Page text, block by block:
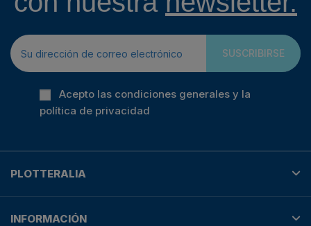
SUSCRIBIRSE
Acepto las condiciones generales y la
política de privacidad
PLOTTERALIA
INFORMACIÓN